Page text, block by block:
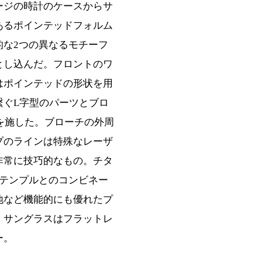
の時計のケースからサ
ポインテッドフォルム
2つの異なるモチーフ
込んだ。フロントのワ
インテッドの形状を用
L字型のパーツとブロ
した。ブローチの外周
ラインは特殊なレーザ
に技巧的なもの。チタ
ンプルとのコンビネー
ど機能的にも優れたプ
ングラスはフラットレ